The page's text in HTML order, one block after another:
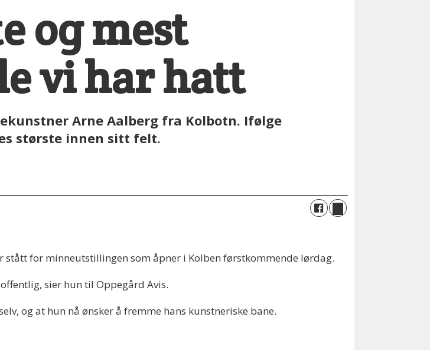
og mest
vi har hatt
Arne Aalberg fra Kolbotn. Ifølge
største innen sitt felt.
stått for minneutstillingen som åpner i Kolben førstkommende lørdag.
sier hun til Oppegård Avis.
og at hun nå ønsker å fremme hans kunstneriske bane.